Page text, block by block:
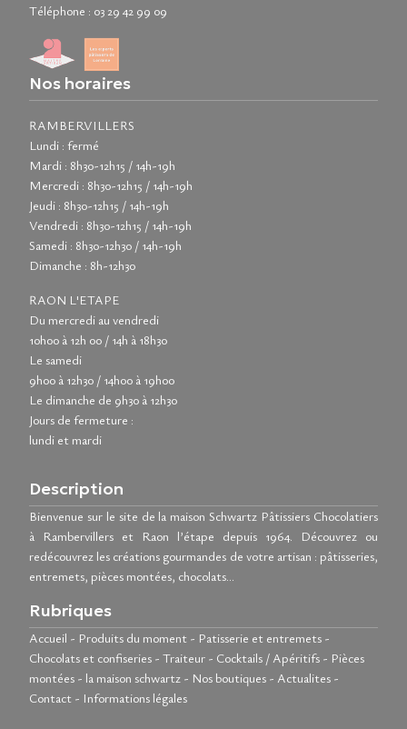
Téléphone : 03 29 42 99 09
Nos horaires
RAMBERVILLERS
Lundi : fermé
Mardi : 8h30-12h15 / 14h-19h
Mercredi : 8h30-12h15 / 14h-19h
Jeudi : 8h30-12h15 / 14h-19h
Vendredi : 8h30-12h15 / 14h-19h
Samedi : 8h30-12h30 / 14h-19h
Dimanche : 8h-12h30
RAON L'ETAPE
Du mercredi au vendredi
10h00 à 12h 00 / 14h à 18h30
Le samedi
9h00 à 12h30 / 14h00 à 19h00
Le dimanche de 9h30 à 12h30
Jours de fermeture :
lundi et mardi
Description
Bienvenue sur le site de la maison Schwartz Pâtissiers Chocolatiers
à Rambervillers et Raon l’étape depuis 1964. Découvrez ou
redécouvrez les créations gourmandes de votre artisan : pâtisseries,
entremets, pièces montées, chocolats…
Rubriques
Accueil - Produits du moment - Patisserie et entremets -
Chocolats et confiseries - Traiteur - Cocktails / Apéritifs - Pièces
montées - la maison schwartz - Nos boutiques - Actualites -
Contact - Informations légales